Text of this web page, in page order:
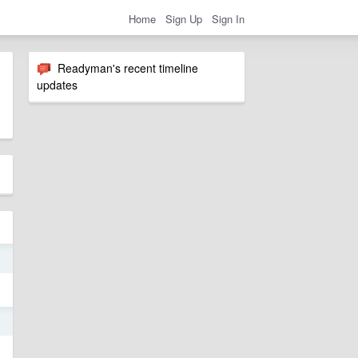
Home Sign Up Sign In
Readyman's recent timeline
updates